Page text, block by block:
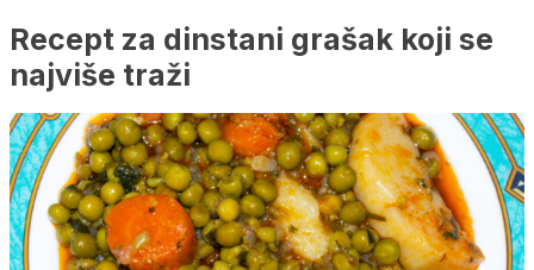
Recept za dinstani grašak koji se
najviše traži